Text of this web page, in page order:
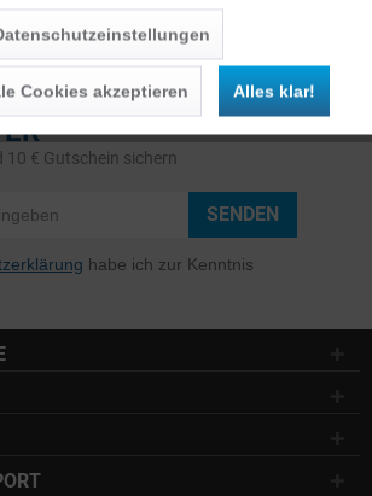
€ Gutschein sichern
SENDEN
habe ich zur Kenntnis
Cookies akzeptieren Alles klar!